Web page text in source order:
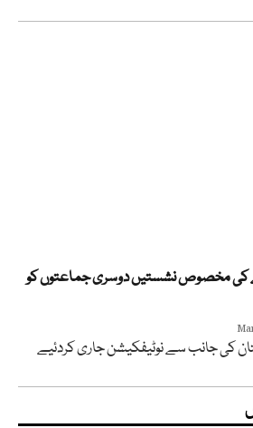
کی مخصوص نشستیں دوسری جماعتوں کو
کی جانب سے نوٹیفکیشن جاری کردئیے